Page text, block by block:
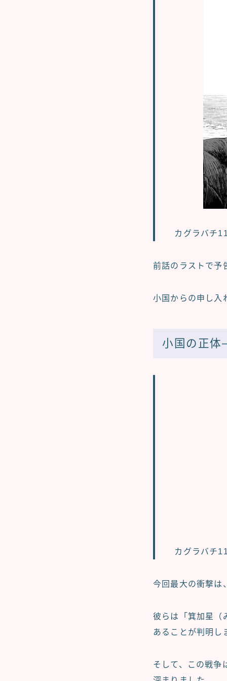
カグラバチ
前話のラストで予
小国からの申し入
小国の正
カグラバチ
今回最大の衝撃は
彼らは「箕加星（
あることが判明し
そして、この戦争